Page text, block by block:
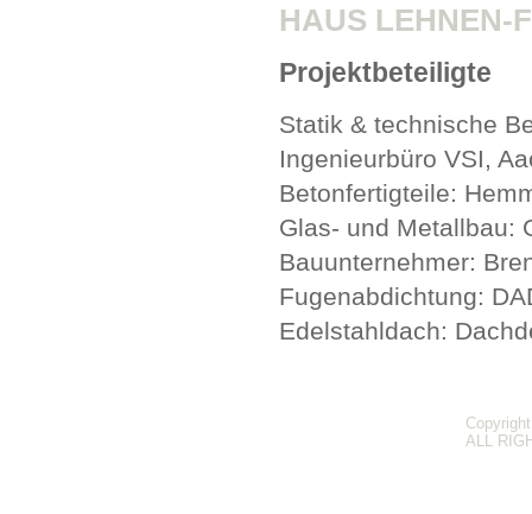
HAUS LEHNEN-
Projektbeteiligte
Statik & technische
Ingenieurbüro VSI,
Betonfertigteile:
Glas- und Metallbau:
Bauunternehmer:
Fugenabdichtung:
Edelstahldach:
ALL